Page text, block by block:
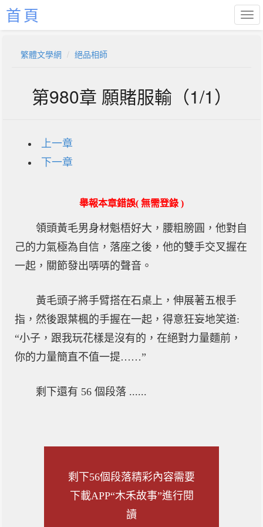
首頁
繁體文學網 絕品相師
第980章 願賭服輸（1/1）
上一章
下一章
舉報本章錯誤( 無需登錄 )
領頭黃毛男身材魁梧好大，腰粗膀圓，他對自
己的力氣極為自信，落座之後，他的雙手交叉握在
一起，關節發出哢哢的聲音。
黃毛頭子將手臂搭在石桌上，伸展著五根手
指，然後跟葉楓的手握在一起，得意狂妄地笑道:
“小子，跟我玩花樣是沒有的，在絕對力量麵前，
你的力量簡直不值一提……”
剩下還有 56 個段落 ......
剩下56個段落精彩內容需要
下載APP“木禾故事”進行閱
讀